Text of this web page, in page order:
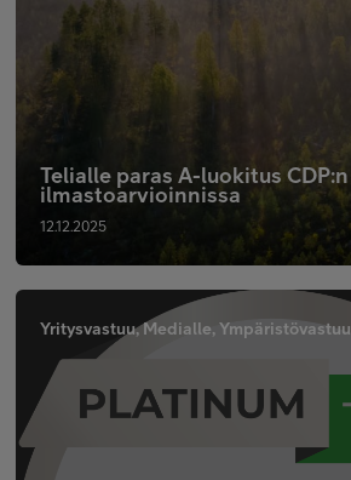
Telialle paras A-luokitus CDP:n
ilmastoarvioinnissa
12.12.2025
Yritysvastuu, Medialle, Ympäristövastuu